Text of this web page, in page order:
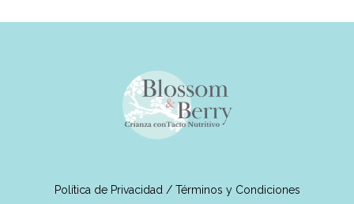
Política de Privacidad / Términos y Condiciones